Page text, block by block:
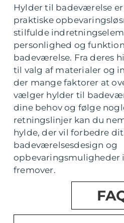
Hylder til badeværelse
praktiske
stilfulde
personlighed og
badeværelse. Fra deres
til valg af materialer og
der mange faktorer at
vælger hylder til
dine behov og følge
retningslinjer kan du
hylde, der vil forbedre dit
badeværelsesdesign og
opbevaringsmuligheder
fremover.